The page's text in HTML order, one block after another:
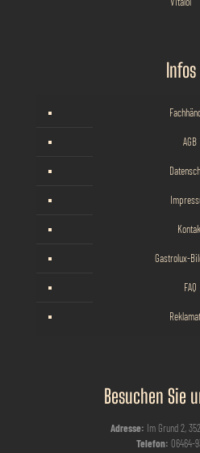
Infos
AGB
Gastrolux-
FAQ
Besuchen Sie
Adresse: Im Grund 2,
Telefon: 06464-